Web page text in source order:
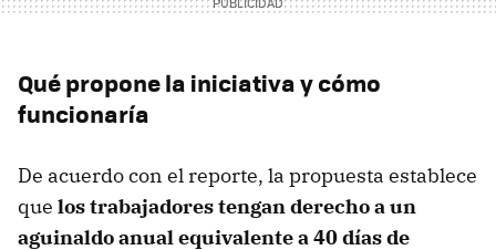
Qué propone la iniciativa y cómo
funcionaría
De acuerdo con el reporte, la propuesta establece
que los trabajadores tengan derecho a un
aguinaldo anual equivalente a 40 días de